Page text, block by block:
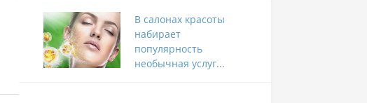
В салонах красоты
набирает
популярность
необычная услуг...